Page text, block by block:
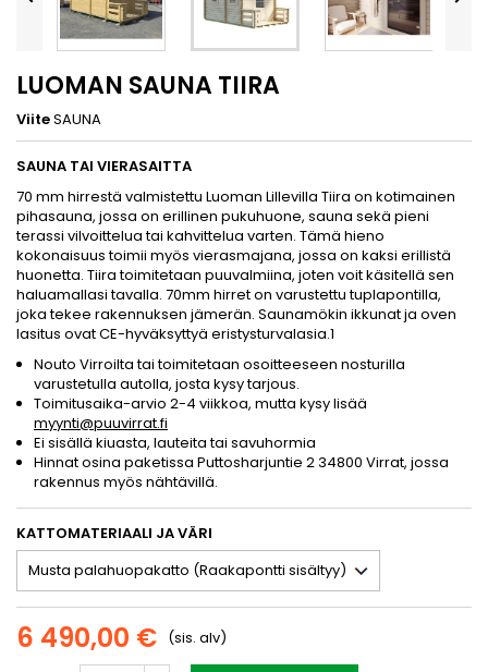
LUOMAN SAUNA TIIRA
ViiteSAUNA
SAUNA TAI VIERASAITTA
70 mm hirrestä valmistettu Luoman Lillevilla Tiira on kotimainen
pihasauna, jossa on erillinen pukuhuone, sauna sekä pieni
terassi vilvoittelua tai kahvittelua varten. Tämä hieno
kokonaisuus toimii myös vierasmajana, jossa on kaksi erillistä
huonetta. Tiira toimitetaan puuvalmiina, joten voit käsitellä sen
haluamallasi tavalla. 70mm hirret on varustettu tuplapontilla,
joka tekee rakennuksen jämerän. Saunamökin ikkunat ja oven
lasitus ovat CE-hyväksyttyä eristysturvalasia.1
Nouto Virroilta tai toimitetaan osoitteeseen nosturilla
varustetulla autolla, josta kysy tarjous.
Toimitusaika-arvio 2-4 viikkoa, mutta kysy lisää
myynti@puuvirrat.fi
Ei sisällä kiuasta, lauteita tai savuhormia
Hinnat osina paketissa Puttosharjuntie 2 34800 Virrat, jossa
rakennus myös nähtävillä.
KATTOMATERIAALI JA VÄRI
6 490,00 € (sis. alv)